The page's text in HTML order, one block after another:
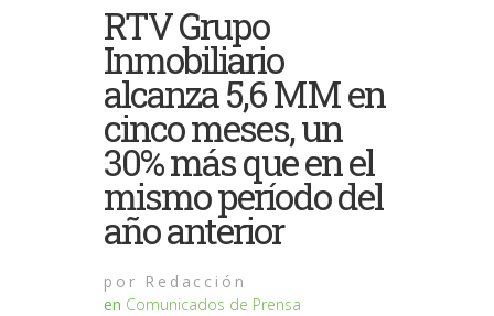
RTV Grupo
Inmobiliario
alcanza 5,6 MM en
cinco meses, un
30% más que en el
mismo período del
año anterior
por Redacción
en Comunicados de Prensa